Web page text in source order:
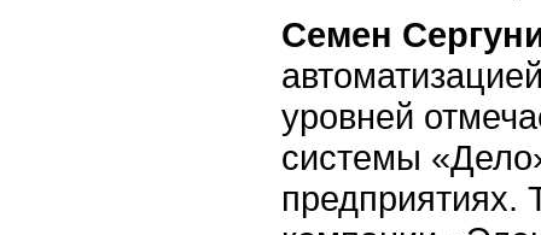
Семен
уровней
системы
предприятиях.